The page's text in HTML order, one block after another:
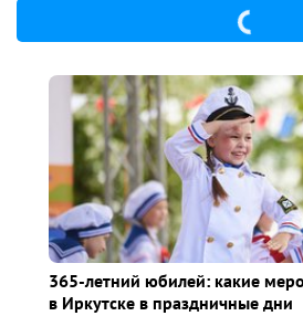
365-летний юбилей: какие
в Иркутске в праздничные дни